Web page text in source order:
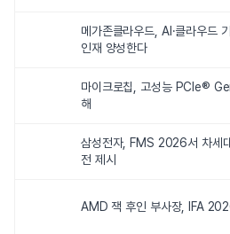
메가존클라우드, AI·클라우드
인재 양성한다
마이크로칩, 고성능 PCIe®
해
삼성전자, FMS 2026서 차세
전 제시
AMD 잭 후인 부사장, IFA